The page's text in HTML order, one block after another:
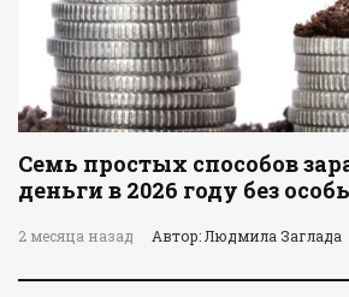
Семь простых способов
деньги в 2026 году без
2 месяца назад Автор: Людмила Заглада